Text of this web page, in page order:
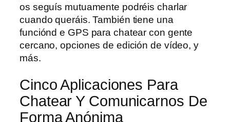
os seguís mutuamente podréis charlar
cuando queráis. También tiene una
funciónd e GPS para chatear con gente
cercano, opciones de edición de vídeo, y
más.
Cinco Aplicaciones Para
Chatear Y Comunicarnos De
Forma Anónima